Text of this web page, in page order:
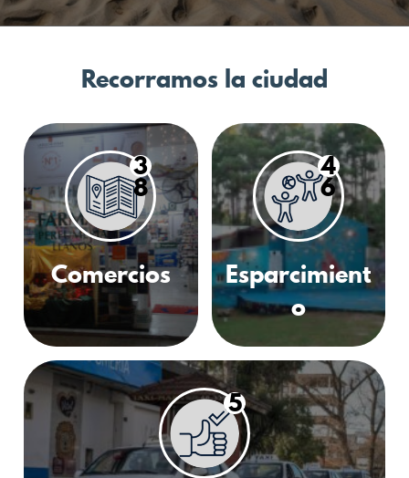
Recorramos la ciudad
3
8
Comercios
4
6
Esparcimient
o
5